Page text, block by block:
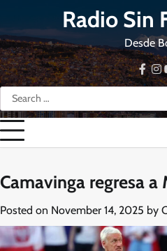
content
Radio Sin
Desde
Search
for:
Camavinga regresa
Posted on November 14, 2025 by